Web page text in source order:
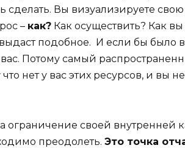
сделать. Вы визуализируете
– как? Как осуществить? Как
подобное. И если бы было
Потому самый
нет у вас этих ресурсов, и вы не
ограничение своей внутренней
преодолеть. Это точка